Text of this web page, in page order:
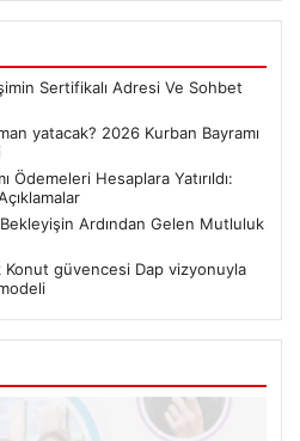
Sertifikalı Adresi Ve Sohbet
yatacak? 2026 Kurban Bayramı
Ödemeleri Hesaplara Yatırıldı:
Ardından Gelen Mutluluk
Konut güvencesi Dap vizyonuyla